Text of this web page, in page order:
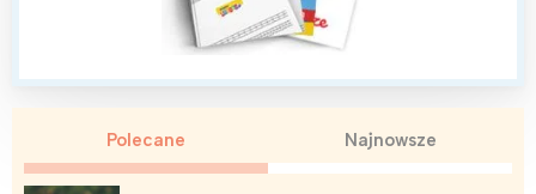
Polecane Najnowsze